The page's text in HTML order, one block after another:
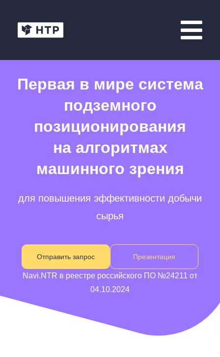
Первая в мире система
подземного
позиционирования
на алгоритмах
машинного зрения
для повышения эффективности добычи
сырья
Отправить запрос Презентация
Navi.NTR в реестре российского ПО №24211 от
04.10.2024